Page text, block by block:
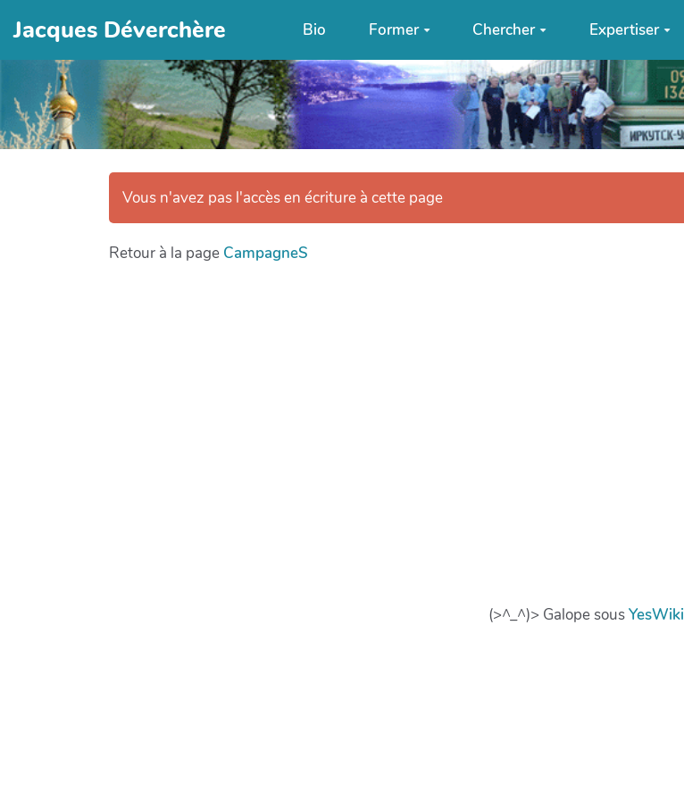
Jacques Déverchère Bio Former Chercher Expertiser
Vous n'avez pas l'accès en écriture à cette page
Retour à la page CampagneS
(>^_^)> Galope sousYesWiki